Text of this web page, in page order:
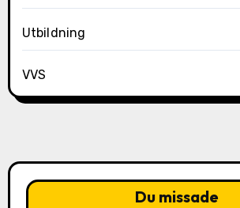
Utbildning
VVS
Du missade